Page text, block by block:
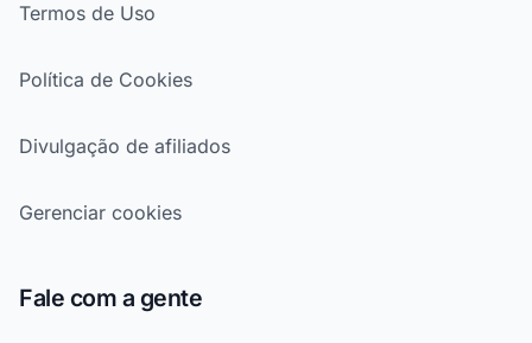
Termos de Uso
Política de Cookies
Divulgação de afiliados
Gerenciar cookies
Fale com a gente